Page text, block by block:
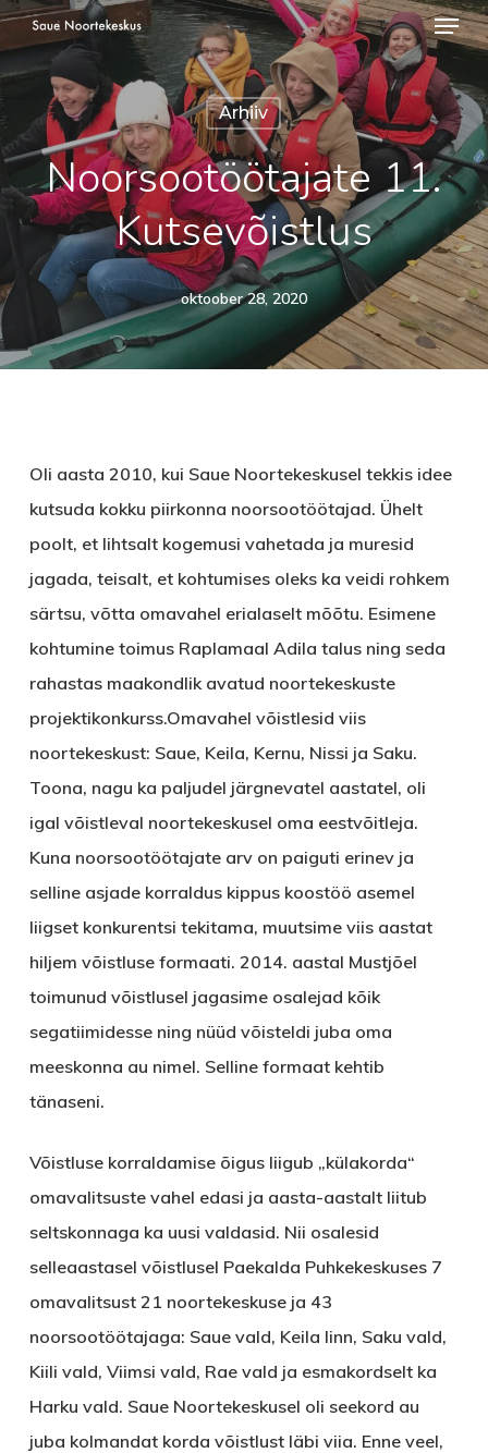
Skip
to
content
Arhiiv
Noorsootöötajate 11.
Kutsevõistlus
oktoober 28, 2020
Oli aasta 2010, kui Saue Noortekeskusel tekkis idee
kutsuda kokku piirkonna noorsootöötajad. Ühelt
poolt, et lihtsalt kogemusi vahetada ja muresid
jagada, teisalt, et kohtumises oleks ka veidi rohkem
särtsu, võtta omavahel erialaselt mõõtu. Esimene
kohtumine toimus Raplamaal Adila talus ning seda
rahastas maakondlik avatud noortekeskuste
projektikonkurss.Omavahel võistlesid viis
noortekeskust: Saue, Keila, Kernu, Nissi ja Saku.
Toona, nagu ka paljudel järgnevatel aastatel, oli
igal võistleval noortekeskusel oma eestvõitleja.
Kuna noorsootöötajate arv on paiguti erinev ja
selline asjade korraldus kippus koostöö asemel
liigset konkurentsi tekitama, muutsime viis aastat
hiljem võistluse formaati. 2014. aastal Mustjõel
toimunud võistlusel jagasime osalejad kõik
segatiimidesse ning nüüd võisteldi juba oma
meeskonna au nimel. Selline formaat kehtib
tänaseni.
Võistluse korraldamise õigus liigub „külakorda“
omavalitsuste vahel edasi ja aasta-aastalt liitub
seltskonnaga ka uusi valdasid. Nii osalesid
selleaastasel võistlusel Paekalda Puhkekeskuses 7
omavalitsust 21 noortekeskuse ja 43
noorsootöötajaga: Saue vald, Keila linn, Saku vald,
Kiili vald, Viimsi vald, Rae vald ja esmakordselt ka
Harku vald. Saue Noortekeskusel oli seekord au
juba kolmandat korda võistlust läbi viia. Enne veel,
Close
Menu